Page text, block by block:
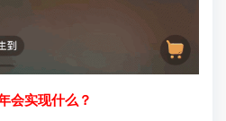
实现什么？